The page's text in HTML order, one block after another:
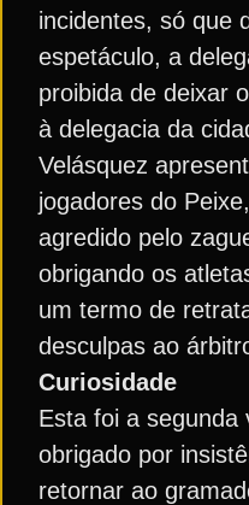
incidentes, só que
espetáculo, a
proibida de deixar
à delegacia da
Velásquez
jogadores do
agredido pelo
obrigando os
um termo de
desculpas ao
Curiosidade
Esta foi a segunda
obrigado por
retornar ao